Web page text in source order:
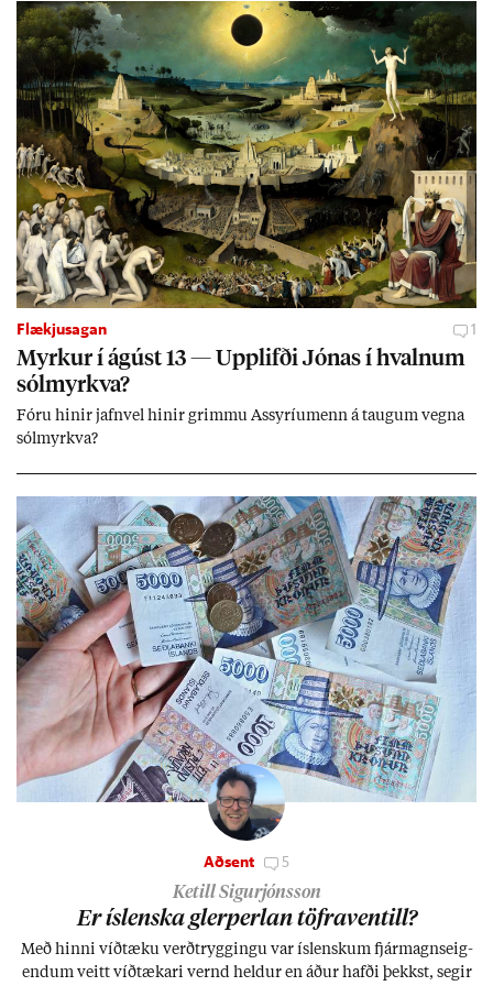
Flækjusagan 1
Myrk­ur í ág­úst 13 — Upp­lifði Jón­as í hvaln­um
sól­myrkva?
Fóru hinir jafn­vel hinir grimmu Ass­yríu­menn á taug­um vegna
sól­myrkva?
Aðsent 5
Ketill Sigurjónsson
Er ís­lenska glerperl­an töfra­ventill?
Með hinni víð­tæku verð­trygg­ingu var ís­lensk­um fjár­magns­eig­
end­um veitt víð­tæk­ari vernd held­ur en áð­ur hafði þekkst, seg­ir